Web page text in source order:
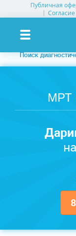
Публичная
УСЛУГИ КЛИНИК
КЛИНИКИ НА
ПАМЯТКА
Поиск
МРТ